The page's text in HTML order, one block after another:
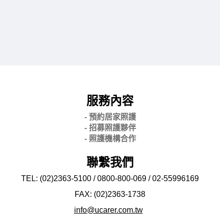
服務內容
- 預約居家照護
- 招募照護夥伴
- 照護機構合作
聯繫我們
TEL: (02)2363-5100 / 0800-800-069 / 02-55996169
FAX: (02)2363-1738
info@ucarer.com.tw